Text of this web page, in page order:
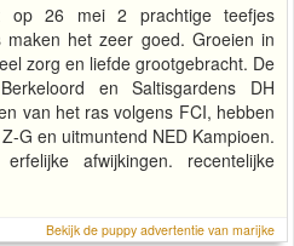
op 26 mei 2 prachtige teefjes
het zeer goed. Groeien in
zorg en liefde grootgebracht. De
en Saltisgardens DH
van het ras volgens FCI, hebben
G en uitmuntend NED Kampioen.
afwijkingen. recentelijke
Bekijk de puppy advertentie van marijke